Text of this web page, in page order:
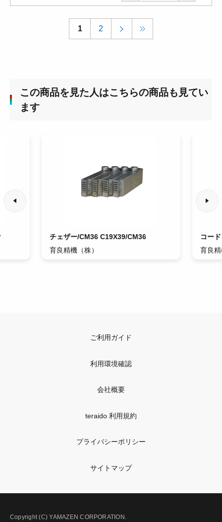
1 2
この商品を見た人はこちらの商品も見てい
ます
チェザー/CM36 C19X39/CM36
育良精機（株）
コー
育良
ご利用ガイド
利用環境確認
会社概要
teraido 利用規約
プライバシーポリシー
サイトマップ
Copyright (C) YAMAZEN CORPORATION.